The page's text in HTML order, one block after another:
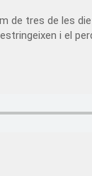
de tres de les
i el